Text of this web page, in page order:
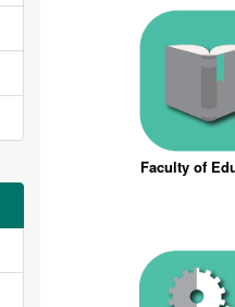
Faculty of